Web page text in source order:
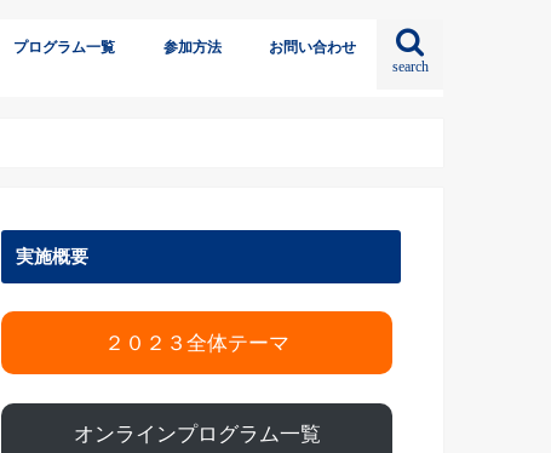
search
プログラム一覧 参加方法 お問い合わせ
実施概要
２０２３全体テーマ
オンラインプログラム一覧